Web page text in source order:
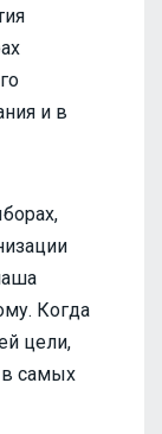
и в
Когда
цели,
в самых